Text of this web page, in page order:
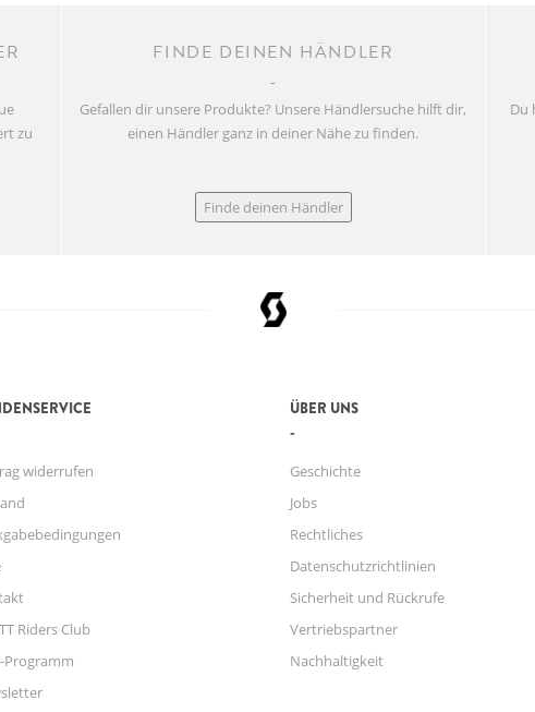
zu
FINDE DEINEN HÄNDLER
Gefallen dir unsere Produkte? Unsere Händlersuche hilft dir,
einen Händler ganz in deiner Nähe zu finden.
Finde deinen Händler
Du
widerrufen
Riders Club
Programm
ÜBER UNS
Geschichte
Jobs
Rechtliches
Datenschutzrichtlinien
Sicherheit und Rückrufe
Vertriebspartner
Nachhaltigkeit